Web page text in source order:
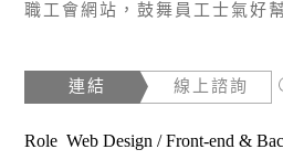
職工會網站，鼓舞員工士氣好
連結 線上諮詢
Role Web Design / Front-end &